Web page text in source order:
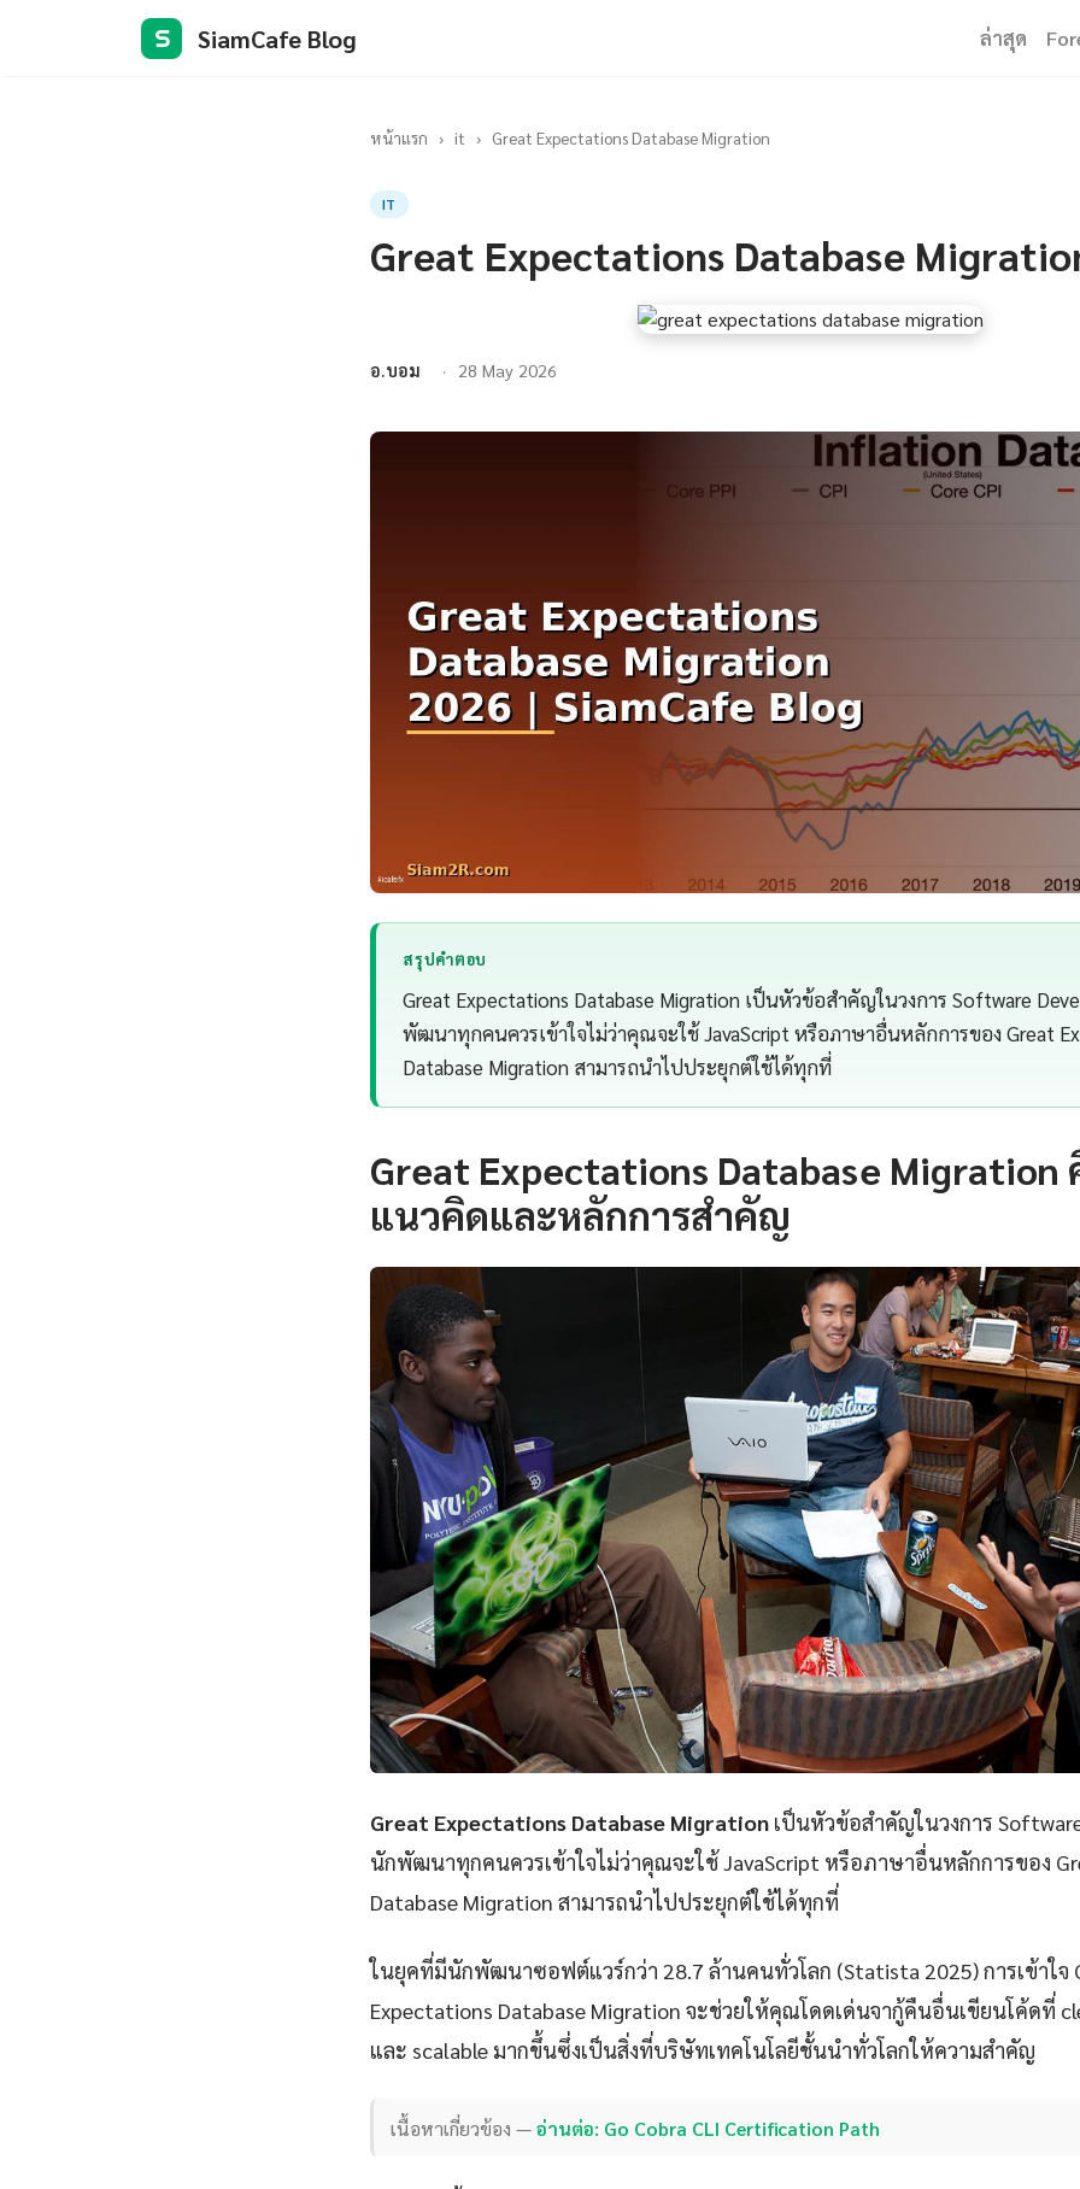
S SiamCafe Blog ล่าสุด
หน้าแรก › it › Great Expectations Database Migration
IT
Great Expectations Database
อ.บอม 28 May 2026
สรุปคำตอบ
Great Expectations Database Migration เป็นหัวข้อสำคัญในวงการ Software
พัฒนาทุกคนควรเข้าใจไม่ว่าคุณจะใช้ JavaScript หรือภาษาอื่นหลักการของ Great
Database Migration สามารถนำไปประยุกต์ใช้ได้ทุกที่
Great Expectations Database Migration
แนวคิดและหลักการสำคัญ
Great Expectations Database Migration เป็นหัวข้อสำคัญในวงการ
นักพัฒนาทุกคนควรเข้าใจไม่ว่าคุณจะใช้ JavaScript หรือภาษาอื่นหลักการของ
Database Migration สามารถนำไปประยุกต์ใช้ได้ทุกที่
ในยุคที่มีนักพัฒนาซอฟต์แวร์กว่า 28.7 ล้านคนทั่วโลก (Statista 2025) การเข้าใจ
Expectations Database Migration จะช่วยให้คุณโดดเด่นจากู้คืนอื่นเขียนโค้ดที่
และ scalable มากขึ้นซึ่งเป็นสิ่งที่บริษัทเทคโนโลยีชั้นนำทั่วโลกให้ความสำคัญ
เนื้อหาเกี่ยวข้อง —อ่านต่อ: Go Cobra CLI Certification Path